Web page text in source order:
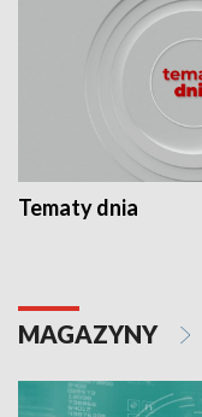
Tematy dnia
MAGAZYNY